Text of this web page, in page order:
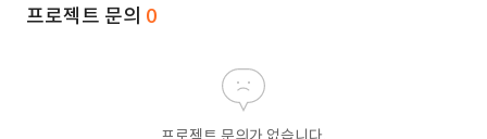
프로젝트 문의 0